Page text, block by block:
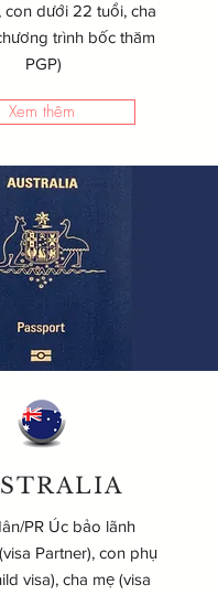
PR Úc bảo lãnh
Partner), con phụ
visa), cha mẹ (visa
con dưới 22 tuổi, cha
trình bốc thăm
PGP)
Xem thêm